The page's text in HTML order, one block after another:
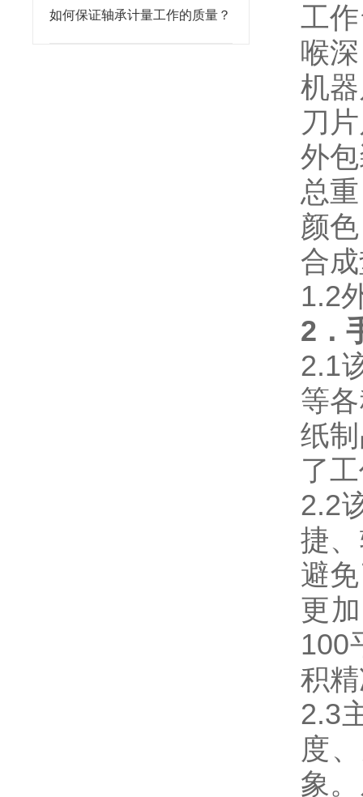
如何保证轴承计量工作的质量？
工
喉
机
刀
外
总
颜
合
1.2
2．
2.1
等
纸
了
2.2
捷
避
更
100
积
2.3
度
象